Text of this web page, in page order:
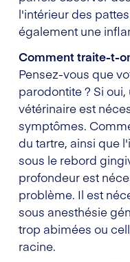
l'intérieur des
également une
Comment traite-t-
Pensez-vous que
parodontite ? Si
vétérinaire est
symptômes.
du tartre, ainsi que
sous le rebord
profondeur est
problème. Il est
sous anesthésie
trop abimées ou
racine.